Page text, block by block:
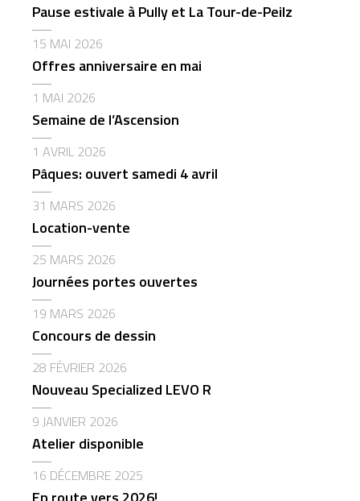
Pause estivale à Pully et La Tour-de-Peilz
15 MAI 2026
Offres anniversaire en mai
1 MAI 2026
Semaine de l’Ascension
1 AVRIL 2026
Pâques: ouvert samedi 4 avril
31 MARS 2026
Location-vente
25 MARS 2026
Journées portes ouvertes
19 MARS 2026
Concours de dessin
28 FÉVRIER 2026
Nouveau Specialized LEVO R
9 JANVIER 2026
Atelier disponible
16 DÉCEMBRE 2025